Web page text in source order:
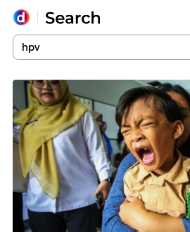
Yang sedang ramai dicari
Loading...
Promoted
Terakhir yang dicari